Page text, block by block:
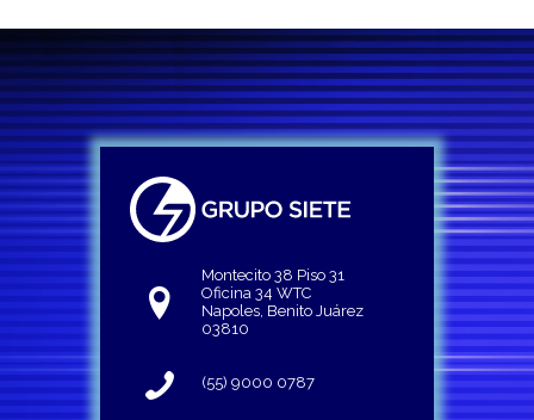
Montecito 38 Piso 31
Oficina 34 WTC
Napoles, Benito Juárez
03810
(55) 9000 0787